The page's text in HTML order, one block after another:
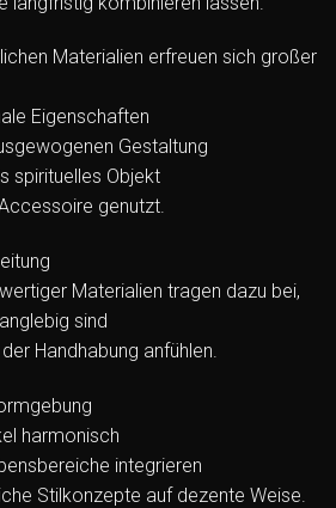
Materialien erfreuen sich großer
Eigenschaften
Gestaltung
spirituelles Objekt
genutzt.
Materialien tragen dazu bei,
sind
Handhabung anfühlen.
harmonisch
integrieren
Stilkonzepte auf dezente Weise.